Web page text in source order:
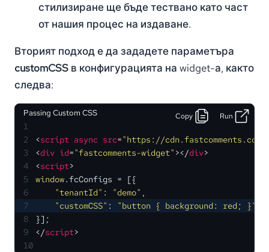
стилизиране ще бъде тествано като част
от нашия процес на издаване.
Вторият подход е да зададете параметъра
customCSS в конфигурацията на widget-а, както
следва:
Passing Custom CSS Copy Run
1
2
<script async src="https://
3
<div id="fastcomments-widget" ></div>
4
<script>
5
window.fcConfigs = [{
6
"tenantId" : "demo" ,
7
"customCSS" :
"button { background: red; }"
8
}];
9
</script>
10